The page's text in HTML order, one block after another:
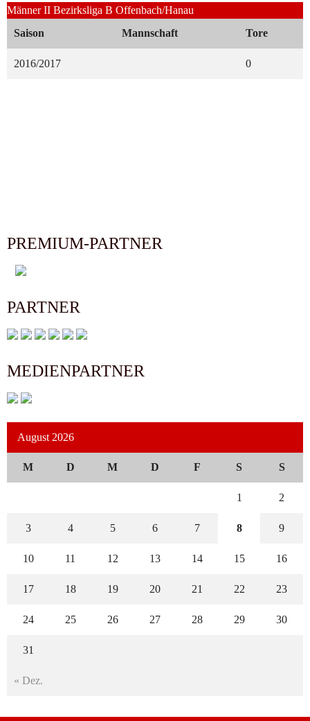
Männer II Bezirksliga B Offenbach/Hanau
Saison
Mannschaft Tore
2016/2017 0
PREMIUM-PARTNER
PARTNER
MEDIENPARTNER
August 2026
M D M D F S S
« Dez.
1 2
3 4 5 6 7 8 9
10 11 12 13 14 15 16
17 18 19 20 21 22 23
24 25 26 27 28 29 30
31